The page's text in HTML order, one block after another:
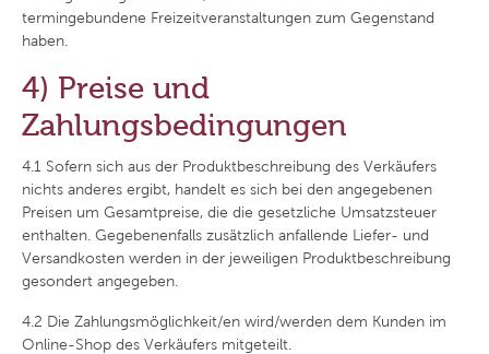
termingebundene Freizeitveranstaltungen zum Gegenstand
haben.
4) Preise und
Zahlungsbedingungen
4.1 Sofern sich aus der Produktbeschreibung des Verkäufers
nichts anderes ergibt, handelt es sich bei den angegebenen
Preisen um Gesamtpreise, die die gesetzliche Umsatzsteuer
enthalten. Gegebenenfalls zusätzlich anfallende Liefer- und
Versandkosten werden in der jeweiligen Produktbeschreibung
gesondert angegeben.
4.2 Die Zahlungsmöglichkeit/en wird/werden dem Kunden im
Online-Shop des Verkäufers mitgeteilt.